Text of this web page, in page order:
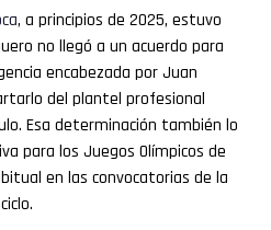
, a principios de 2025, estuvo
no llegó a un acuerdo para
encabezada por Juan
del plantel profesional
Esa determinación también lo
para los Juegos Olímpicos de
en las convocatorias de la